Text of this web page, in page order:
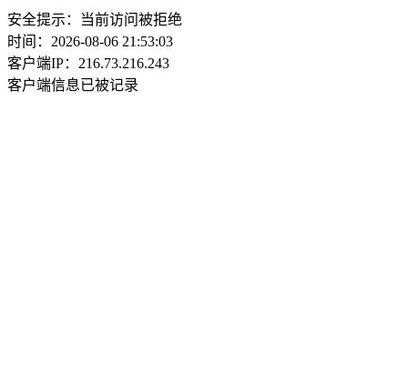
安全提示：当前访问被拒绝
时间：2026-08-06 21:53:03
客户端IP：216.73.216.243
客户端信息已被记录